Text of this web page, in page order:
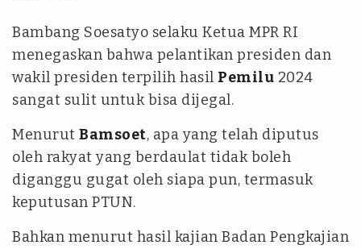
Bambang Soesatyo selaku Ketua MPR RI
menegaskan bahwa pelantikan presiden dan
wakil presiden terpilih hasil Pemilu 2024
sangat sulit untuk bisa dijegal.
Menurut Bamsoet, apa yang telah diputus
oleh rakyat yang berdaulat tidak boleh
diganggu gugat oleh siapa pun, termasuk
keputusan PTUN.
Bahkan menurut hasil kajian Badan Pengkajian